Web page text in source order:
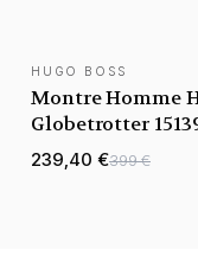
NOUVEAUTÉ
HUGO BOSS
Montre Homme
Globetrotter
argenté/vert
acier
239,40 €399 €